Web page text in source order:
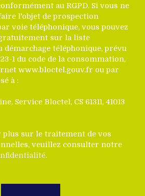
au RGPD. Si vous ne
l'objet de prospection
voie téléphonique, vous pouvez
sur la liste
démarchage téléphonique, prévu
1 du code de la consommation,
www.bloctel.gouv.fr ou par
à :
Service Bloctel, CS 61311, 41013
plus sur le traitement de vos
veuillez consulter notre
.